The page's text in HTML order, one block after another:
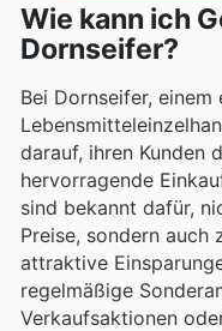
Wie kann ich
Dornseifer?
Bei Dornseifer,
darauf, ihren Kunden
hervorragende
sind bekannt dafür,
Preise, sondern auch
attraktive
regelmäßige
Verkaufsaktionen